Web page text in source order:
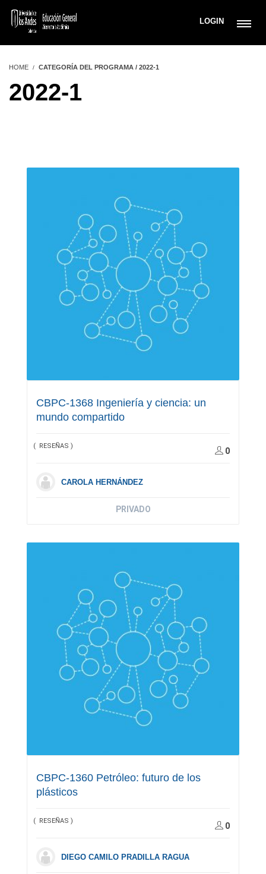
LOGIN
HOME CATEGORÍA DEL PROGRAMA / 2022-1
2022-1
CBPC-1368 Ingeniería y ciencia: un
mundo compartido
( RESEÑAS )
0
CAROLA HERNÁNDEZ
PRIVADO
CBPC-1360 Petróleo: futuro de los
plásticos
( RESEÑAS )
0
DIEGO CAMILO PRADILLA RAGUA